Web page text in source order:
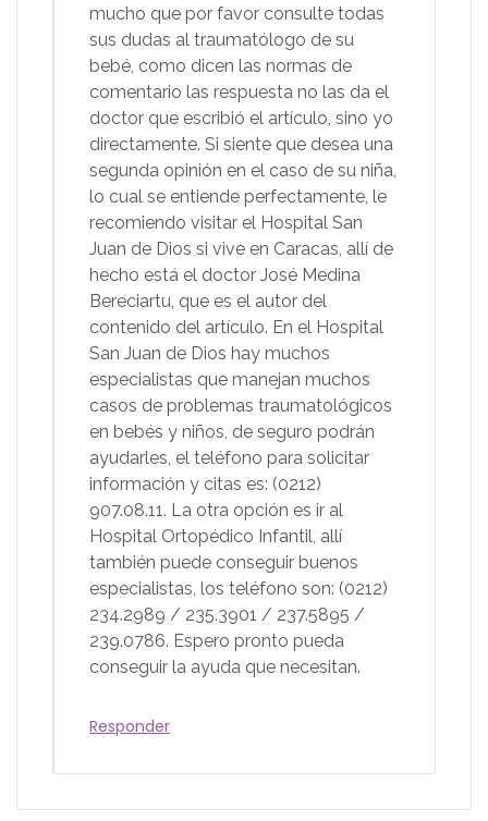
mucho que por favor consulte todas
sus dudas al traumatólogo de su
bebé, como dicen las normas de
comentario las respuesta no las da el
doctor que escribió el artículo, sino yo
directamente. Si siente que desea una
segunda opinión en el caso de su niña,
lo cual se entiende perfectamente, le
recomiendo visitar el Hospital San
Juan de Dios si vive en Caracas, allí de
hecho está el doctor José Medina
Bereciartu, que es el autor del
contenido del artículo. En el Hospital
San Juan de Dios hay muchos
especialistas que manejan muchos
casos de problemas traumatológicos
en bebés y niños, de seguro podrán
ayudarles, el teléfono para solicitar
información y citas es: (0212)
907.08.11. La otra opción es ir al
Hospital Ortopédico Infantil, allí
también puede conseguir buenos
especialistas, los teléfono son: (0212)
234.2989 / 235.3901 / 237.5895 /
239.0786. Espero pronto pueda
conseguir la ayuda que necesitan.
Responder